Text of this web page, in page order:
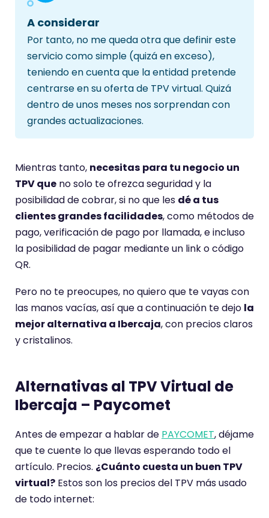
A considerar
Por tanto, no me queda otra que definir este
servicio como simple (quizá en exceso),
teniendo en cuenta que la entidad pretende
centrarse en su oferta de TPV virtual. Quizá
dentro de unos meses nos sorprendan con
grandes actualizaciones.
Mientras tanto, necesitas para tu negocio un
TPV que no solo te ofrezca seguridad y la
posibilidad de cobrar, si no que les dé a tus
clientes grandes facilidades, como métodos de
pago, verificación de pago por llamada, e incluso
la posibilidad de pagar mediante un link o código
QR.
Pero no te preocupes, no quiero que te vayas con
las manos vacías, así que a continuación te dejo la
mejor alternativa a Ibercaja, con precios claros
y cristalinos.
Alternativas al TPV Virtual de
Ibercaja – Paycomet
Antes de empezar a hablar de PAYCOMET, déjame
que te cuente lo que llevas esperando todo el
artículo. Precios. ¿Cuánto cuesta un buen TPV
virtual? Estos son los precios del TPV más usado
de todo internet: